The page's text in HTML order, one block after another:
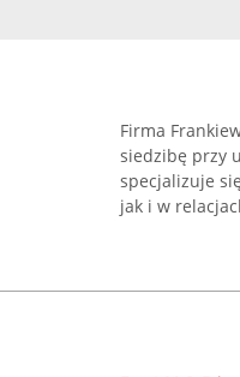
Firma
siedzibę przy
specjalizuje
jak i w